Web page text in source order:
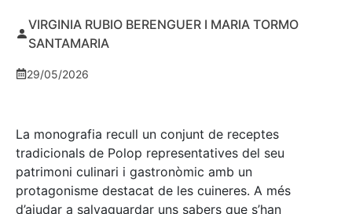
VIRGINIA RUBIO BERENGUER I MARIA TORMO
SANTAMARIA
29/05/2026
La monografia recull un conjunt de receptes
tradicionals de Polop representatives del seu
patrimoni culinari i gastronòmic amb un
protagonisme destacat de les cuineres. A més
d’ajudar a salvaguardar uns sabers que s’han